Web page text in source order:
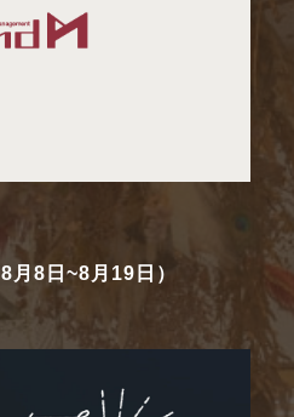
月8日~8月19日）